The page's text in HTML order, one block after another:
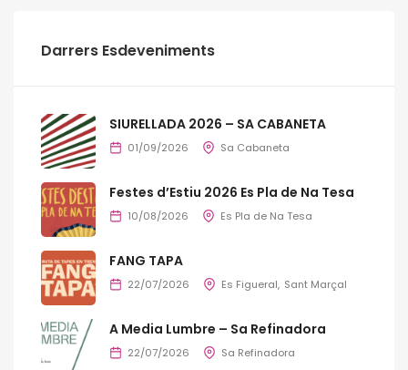
Darrers Esdeveniments
SIURELLADA 2026 – SA CABANETA
01/09/2026 Sa Cabaneta
Festes d’Estiu 2026 Es Pla de Na Tesa
10/08/2026 Es Pla de Na Tesa
FANG TAPA
22/07/2026 Es Figueral Sant Marçal
A Media Lumbre – Sa Refinadora
22/07/2026 Sa Refinadora